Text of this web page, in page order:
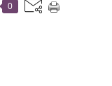
0